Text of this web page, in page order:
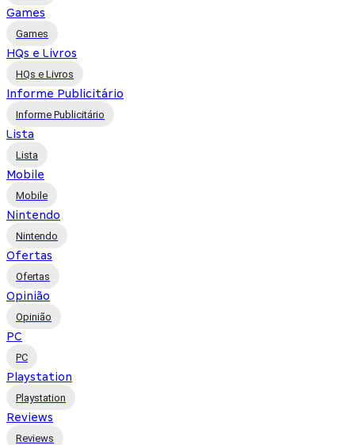
Games
Games
HQs e Livros
HQs e Livros
Informe Publicitário
Informe Publicitário
Lista
Lista
Mobile
Mobile
Nintendo
Nintendo
Ofertas
Ofertas
Opinião
Opinião
PC
PC
Playstation
Playstation
Reviews
Reviews